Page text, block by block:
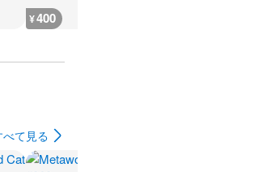
¥400
べて見る